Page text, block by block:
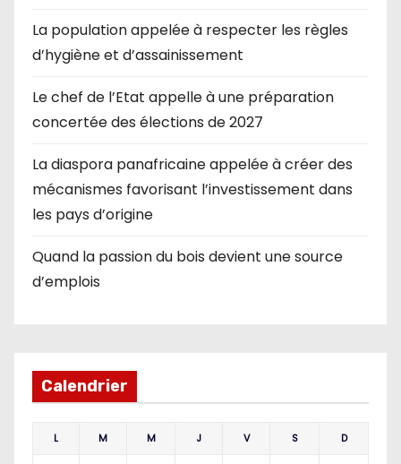
La population appelée à respecter les règles
d’hygiène et d’assainissement
Le chef de l’Etat appelle à une préparation
concertée des élections de 2027
La diaspora panafricaine appelée à créer des
mécanismes favorisant l’investissement dans
les pays d’origine
Quand la passion du bois devient une source
d’emplois
Calendrier
L M M J V S D